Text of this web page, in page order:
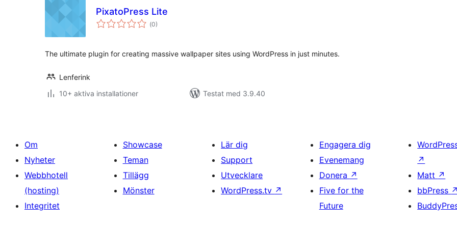
PixatoPress Lite
(Totalt
antal
0)
The ultimate plugin for creating massive wallpaper sites using WordPress in just minutes.
Lenferink
10+ aktiva installationer
Testat med 3.9.40
Om
Nyheter
Webbhotell
(hosting)
Integritet
Showcase
Teman
Tillägg
Mönster
Lär dig
Support
Utvecklare
WordPress.tv ↗
Engagera dig
Evenemang
Donera ↗
Five for the
Future
↗
Matt ↗
bbPress ↗